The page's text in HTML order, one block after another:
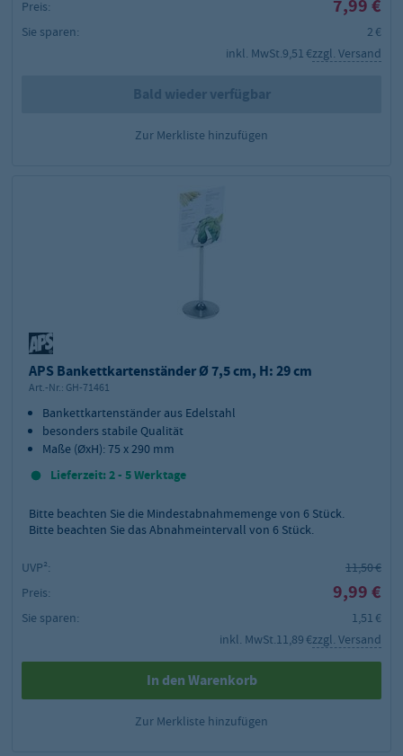
Preis: 7,99 €
Sie sparen:
2 €
inkl. MwSt.9,51 €zzgl. Versand
Bald wieder verfügbar
Zur Merkliste hinzufügen
APS Bankettkartenständer Ø 7,5 cm, H: 29 cm
Art.-Nr.: GH-71461
Bankettkartenständer aus Edelstahl
besonders stabile Qualität
Maße (ØxH): 75 x 290 mm
Lieferzeit: 2 - 5 Werktage
Bitte beachten Sie die Mindestabnahmemenge von 6 Stück.
Bitte beachten Sie das Abnahmeintervall von 6 Stück.
UVP²:
11,50 €
Preis:
9,99 €
Sie sparen:
1,51 €
inkl. MwSt.11,89 €zzgl. Versand
In den Warenkorb
Zur Merkliste hinzufügen